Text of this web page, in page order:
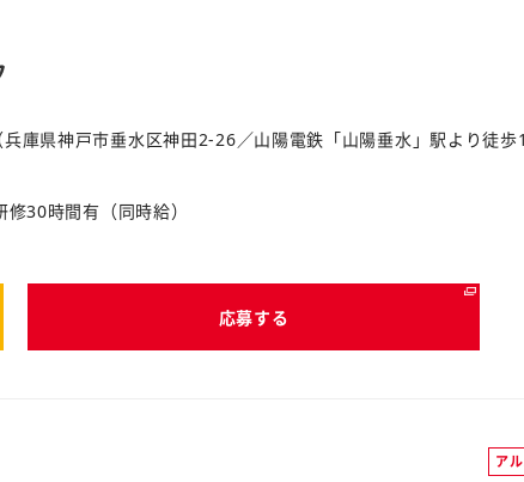
兵庫県神戸市垂水区神田2-26／山陽電鉄「山陽垂水」駅より徒
30時間有（同時給）
応募する
ア